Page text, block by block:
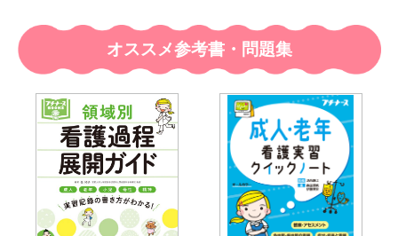
オススメ参考書・問題集